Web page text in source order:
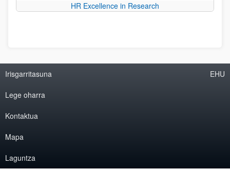
HR Excellence in Research
Irisgarritasuna
Lege oharra
Kontaktua
Mapa
Laguntza
EHU